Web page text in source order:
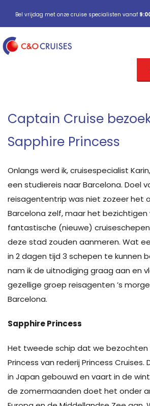
Bel vrijdag met onze cruise specialisten vanaf
Captain Cruise
Sapphire Princess
Onlangs werd ik, cruisespecialist
een studiereis naar Barcelona. Doel
reisagententrip was niet zozeer het
Barcelona zelf, maar het bezichtigen
fantastische (nieuwe)
deze stad zouden aanmeren. Wat
in 2 dagen tijd 3 schepen te kunnen
nam ik de uitnodiging graag aan en
gezellige groep reisagenten ’s
Barcelona.
Sapphire Princess
Het tweede schip dat we bezochten
Princess van rederij Princess Cruises.
in Japan gebouwd en vaart in de
de zomermaanden doet het onder